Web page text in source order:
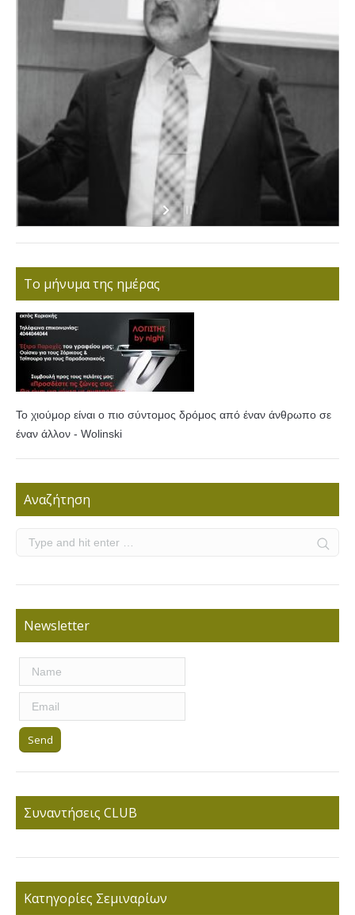
Το μήνυμα της ημέρας
Το χιούμορ είναι ο πιο σύντομος δρόμος από έναν άνθρωπο σε
έναν άλλον - Wolinski
Αναζήτηση
Newsletter
Συναντήσεις CLUB
Κατηγορίες Σεμιναρίων